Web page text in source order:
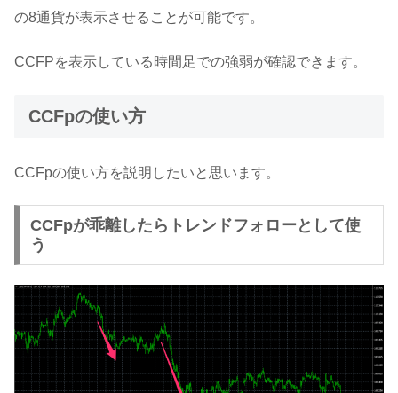
の8通貨が表示させることが可能です。
CCFPを表示している時間足での強弱が確認できます。
CCFpの使い方
CCFpの使い方を説明したいと思います。
CCFpが乖離したらトレンドフォローとして使
う